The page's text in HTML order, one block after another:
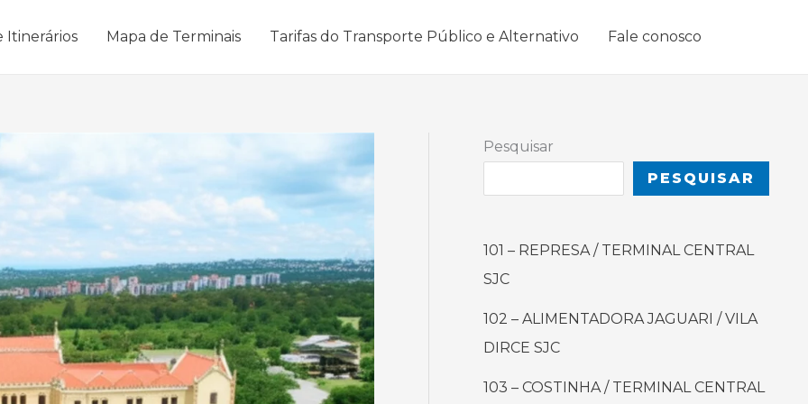
Itinerários Mapa de Terminais Tarifas do Transporte Público e Alternativo Fale conosco
Pesquisar
PESQUISAR
101 – REPRESA / TERMINAL CENTRAL
SJC
102 – ALIMENTADORA JAGUARI / VILA
DIRCE SJC
103 – COSTINHA / TERMINAL CENTRAL